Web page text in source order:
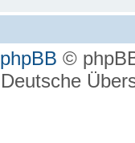
phpBB ©
Deutsche